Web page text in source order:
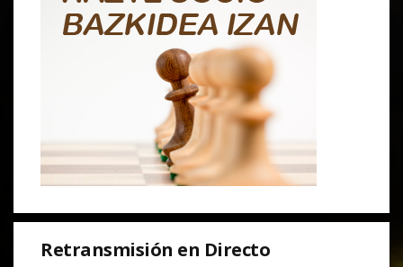
Retransmisión en Directo